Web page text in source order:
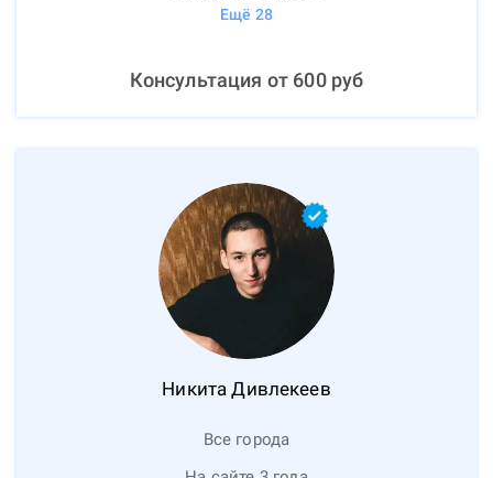
Ещё 28
Консультация от 600руб
Никита Дивлекеев
Все города